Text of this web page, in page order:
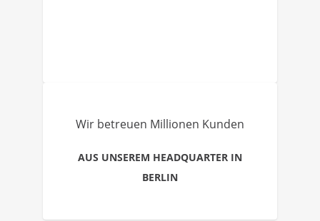
Wir betreuen Millionen Kunden
AUS UNSEREM HEADQUARTER IN
BERLIN